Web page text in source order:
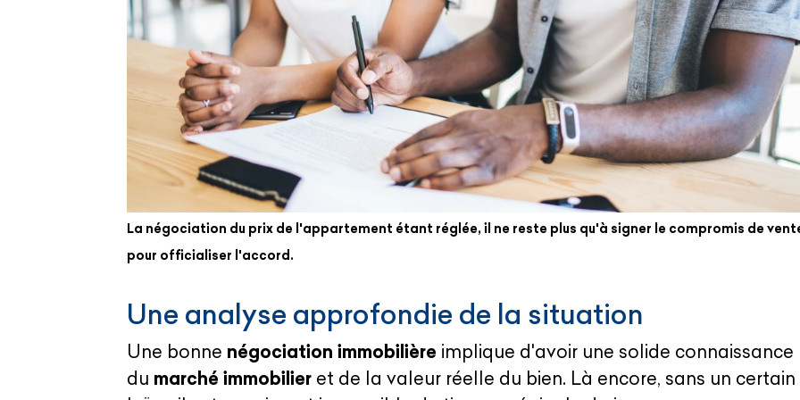
La négociation du prix de l'appartement étant réglée, il ne reste plus qu'à signer le compromis de
pour officialiser l'accord.
Une analyse approfondie de la situation
Une bonne négociation immobilière implique d'avoir une solide connaissance
du marché immobilier et de la valeur réelle du bien. Là encore, sans un certain